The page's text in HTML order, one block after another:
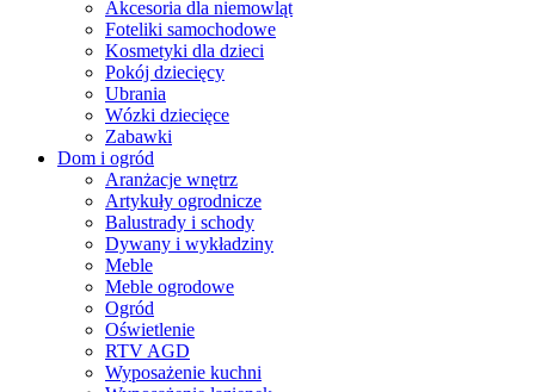
Akcesoria dla niemowląt
Foteliki samochodowe
Kosmetyki dla dzieci
Pokój dziecięcy
Ubrania
Wózki dziecięce
Zabawki
Dom i ogród
Aranżacje wnętrz
Artykuły ogrodnicze
Balustrady i schody
Dywany i wykładziny
Meble
Meble ogrodowe
Ogród
Oświetlenie
RTV AGD
Wyposażenie kuchni